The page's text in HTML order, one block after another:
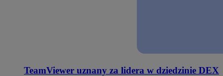
TeamViewer uznany za lidera w dziedzinie DEX